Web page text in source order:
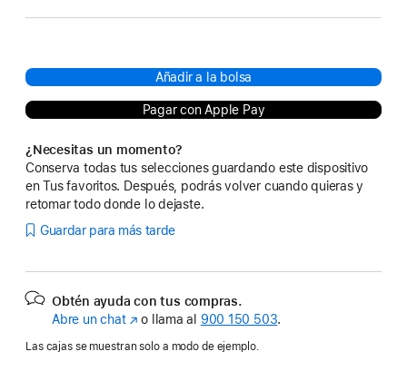
Añadir a la bolsa
Pagar con Apple Pay
¿Necesitas un momento?
Conserva todas tus selecciones guardando este dispositivo
en Tus favoritos. Después, podrás volver cuando quieras y
retomar todo donde lo dejaste.
Guardar para más tarde
Obtén ayuda con tus compras.
Abre un chat(Se
abre
o llama al 900 150 503.
Las cajas se muestran solo a modo de ejemplo.